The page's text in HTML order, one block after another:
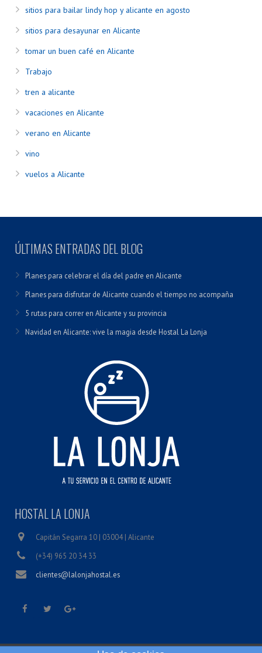
sitios para bailar lindy hop y alicante en agosto
sitios para desayunar en Alicante
tomar un buen café en Alicante
Trabajo
tren a alicante
vacaciones en Alicante
verano en Alicante
vino
vuelos a Alicante
ÚLTIMAS ENTRADAS DEL BLOG
Planes para celebrar el día del padre en Alicante
Planes para disfrutar de Alicante cuando el tiempo no acompaña
5 rutas para correr en Alicante y su provincia
Navidad en Alicante: vive la magia desde Hostal La Lonja
HOSTAL LA LONJA
Capitán Segarra 10 | 03004 | Alicante
(+34) 965 20 34 33
clientes@lalonjahostal.es